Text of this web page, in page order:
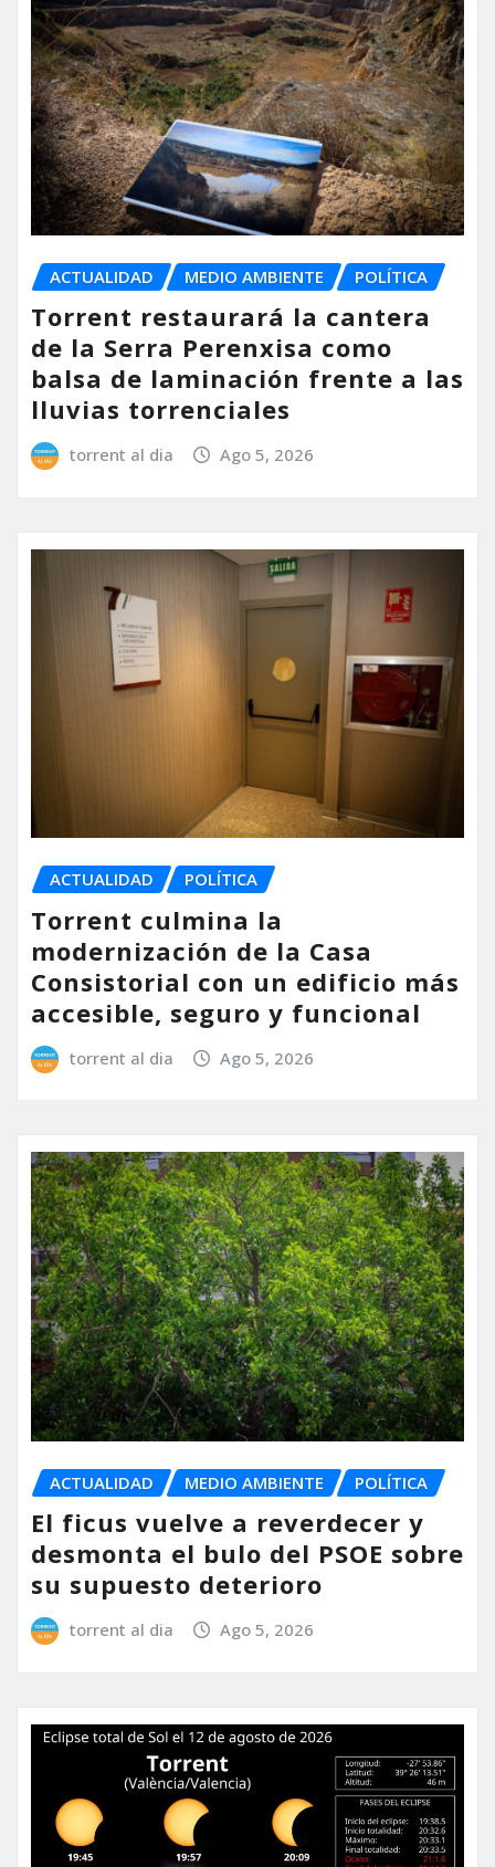
ACTUALIDAD MEDIO AMBIENTE POLÍTICA
Torrent restaurará la cantera
de la Serra Perenxisa como
balsa de laminación frente a las
lluvias torrenciales
torrent al dia Ago 5, 2026
ACTUALIDAD POLÍTICA
Torrent culmina la
modernización de la Casa
Consistorial con un edificio más
accesible, seguro y funcional
torrent al dia Ago 5, 2026
ACTUALIDAD MEDIO AMBIENTE POLÍTICA
El ficus vuelve a reverdecer y
desmonta el bulo del PSOE sobre
su supuesto deterioro
torrent al dia Ago 5, 2026